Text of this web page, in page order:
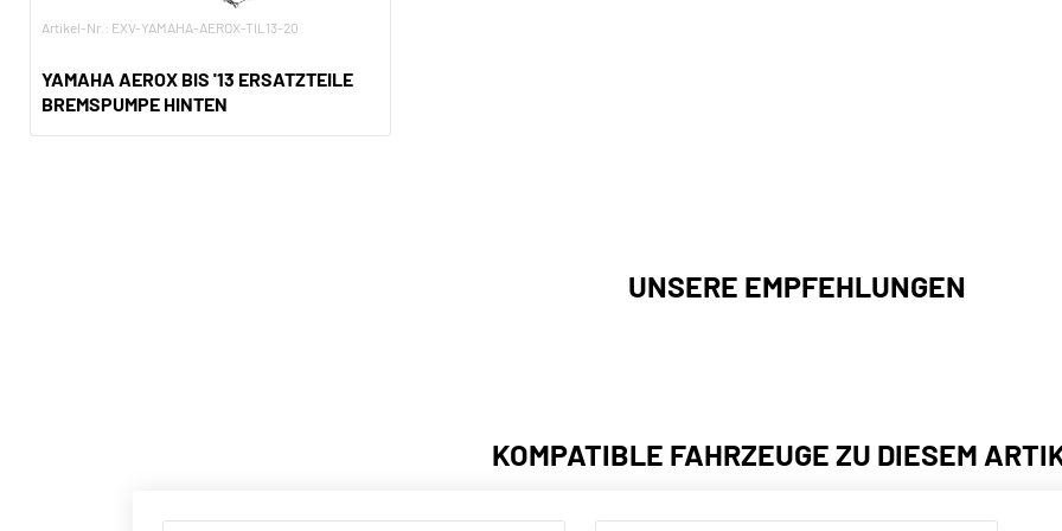
Artikel-Nr.: EXV-YAMAHA-AEROX-TIL13-20
YAMAHA AEROX BIS '13 ERSATZTEILE
BREMSPUMPE HINTEN
UNSERE EMPFEHLUNGEN
KOMPATIBLE FAHRZEUGE ZU DIESEM